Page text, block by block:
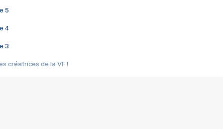
5
4
3
créatrices de la VF !